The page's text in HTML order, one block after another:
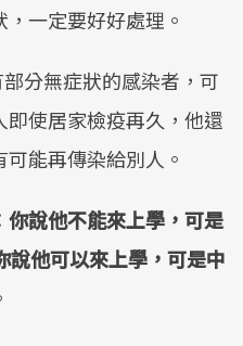
一定要好好處理。
分無症狀的感染者，可
使居家檢疫再久，他還
能再傳染給別人。
你說他不能來上學，可是
說他可以來上學，可是中